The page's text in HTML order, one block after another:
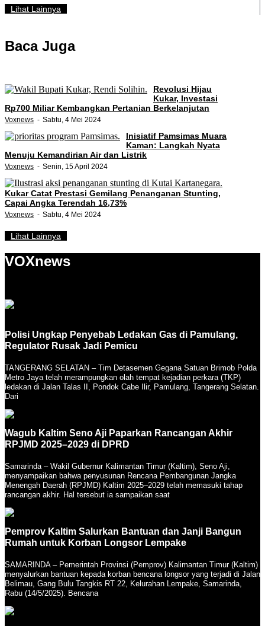
Lihat Lainnya
Baca Juga
Revolusi Hijau
Kukar, Investasi
Rp700 Miliar Kembangkan Pertanian Berkelanjutan
Voxnews Sabtu, 4 Mei 2024
Inisiatif Pamsimas Muara
Kaman: Langkah Nyata
Menuju Kemandirian Air dan Listrik
Voxnews Senin, 15 April 2024
Kukar Catat Prestasi Gemilang Penanganan Stunting,
Capai Angka Terendah 16,73%
Voxnews Sabtu, 4 Mei 2024
Lihat Lainnya
VOXnews
Polisi Ungkap Penyebab Ledakan Gas di Pamulang,
Regulator Rusak Jadi Pemicu
TANGERANG SELATAN – Tim Detasemen Gegana Satuan Brimob Polda
Metro Jaya telah merampungkan olah tempat kejadian perkara (TKP)
ledakan di Jalan Talas II, Pondok Cabe Ilir, Pamulang, Tangerang Selatan.
Dari
Wagub Kaltim Seno Aji Paparkan Rancangan Akhir
RPJMD 2025–2029 di DPRD
Samarinda – Wakil Gubernur Kalimantan Timur (Kaltim), Seno Aji,
menyampaikan bahwa penyusunan Rencana Pembangunan Jangka
Menengah Daerah (RPJMD) Kaltim 2025–2029 telah memasuki tahap
rancangan akhir. Hal tersebut ia sampaikan saat
Pemprov Kaltim Salurkan Bantuan dan Janji Bangun
Rumah untuk Korban Longsor Lempake
SAMARINDA – Pemerintah Provinsi (Pemprov) Kalimantan Timur (Kaltim)
menyalurkan bantuan kepada korban bencana longsor yang terjadi di Jalan
Belimau, Gang Bulu Tangkis RT 22, Kelurahan Lempake, Samarinda,
Rabu (14/5/2025). Bencana